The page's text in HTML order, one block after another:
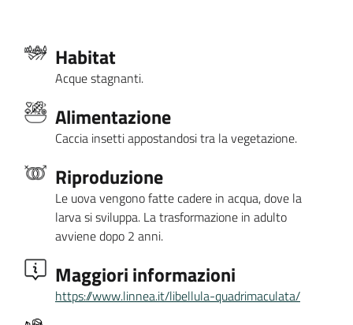
Habitat
Acque stagnanti.
Alimentazione
Caccia insetti appostandosi tra la vegetazione.
Riproduzione
Le uova vengono fatte cadere in acqua, dove la
larva si sviluppa. La trasformazione in adulto
avviene dopo 2 anni.
Maggiori informazioni
https://www.linnea.it/libellula-quadrimaculata/